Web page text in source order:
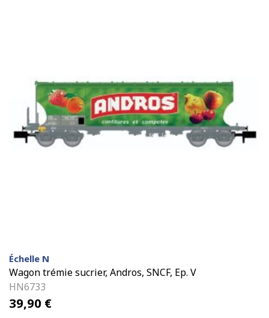
Échelle N
Wagon trémie sucrier, Andros, SNCF, Ep. V
HN6733
39,90 €